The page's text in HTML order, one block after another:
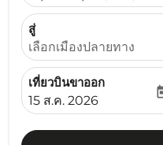
สู่
เลือกเมืองปลายทาง
เที่ยวบินขาออก
fc-booking-
15 ส.ค. 2026